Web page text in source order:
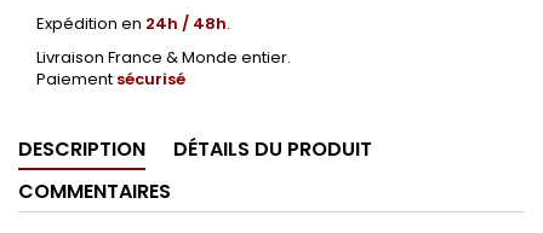
Expédition en 24h / 48h.
Livraison France & Monde entier.
Paiement sécurisé
DESCRIPTION
DÉTAILS DU PRODUIT
COMMENTAIRES